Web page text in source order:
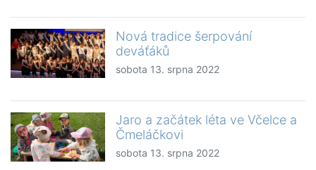
Nová tradice šerpování
deváťáků
sobota 13. srpna 2022
Jaro a začátek léta ve Včelce a
Čmeláčkovi
sobota 13. srpna 2022